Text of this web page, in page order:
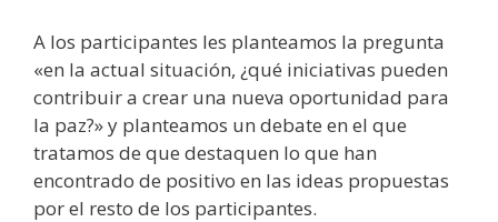
A los participantes les planteamos la pregunta
«en la actual situación, ¿qué iniciativas pueden
contribuir a crear una nueva oportunidad para
la paz?» y planteamos un debate en el que
tratamos de que destaquen lo que han
encontrado de positivo en las ideas propuestas
por el resto de los participantes.